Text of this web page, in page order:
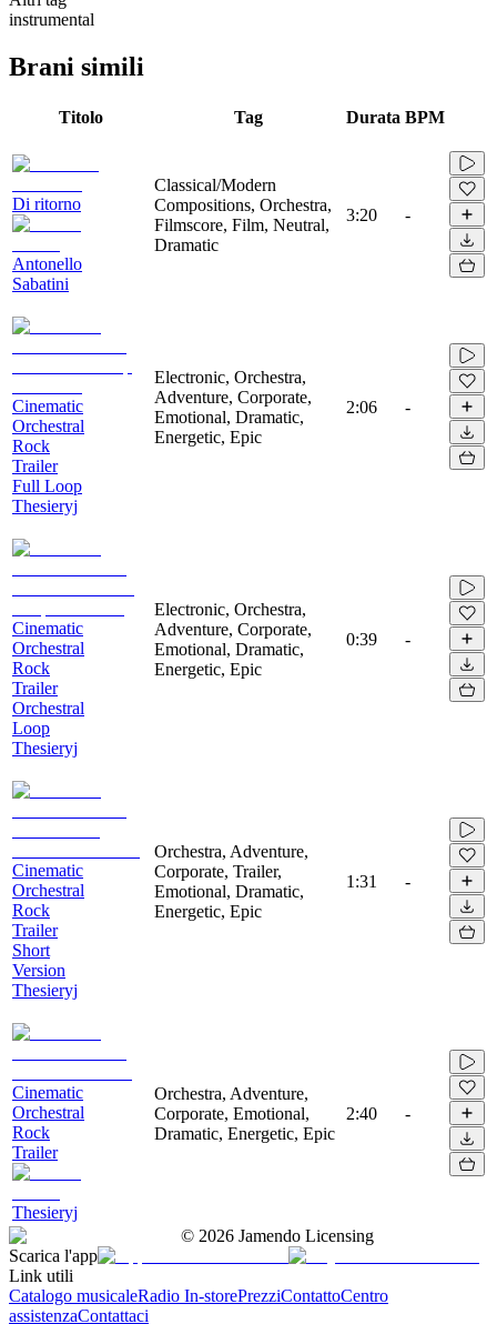
instrumental
Brani simili
Titolo Tag Durata BPM
Di ritorno
Antonello
Sabatini
Classical/Modern
Compositions, Orchestra,
Filmscore, Film, Neutral,
Dramatic
3:20 -
Cinematic
Orchestral
Rock
Trailer
Full Loop
Thesieryj
Electronic, Orchestra,
Adventure, Corporate,
Emotional, Dramatic,
Energetic, Epic
2:06 -
Cinematic
Orchestral
Rock
Trailer
Orchestral
Loop
Thesieryj
Electronic, Orchestra,
Adventure, Corporate,
Emotional, Dramatic,
Energetic, Epic
0:39 -
Cinematic
Orchestral
Rock
Trailer
Short
Version
Thesieryj
Orchestra, Adventure,
Corporate, Trailer,
Emotional, Dramatic,
Energetic, Epic
1:31 -
Cinematic
Orchestral
Rock
Trailer
Thesieryj
Orchestra, Adventure,
Corporate, Emotional,
Dramatic, Energetic, Epic
2:40 -
© 2026 Jamendo Licensing
Scarica l'app
Link utili
Catalogo musicaleRadio In-storePrezziContattoCentro
assistenzaContattaci